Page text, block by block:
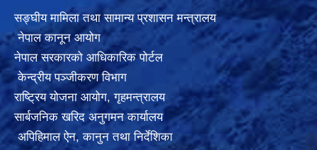
सङ्घीय मामिला तथा सामान्य प्रशासन मन्त्रालय
नेपाल कानून आयोग
नेपाल सरकारको आधिकारिक पोर्टल
केन्द्रीय पञ्जीकरण विभाग
राष्ट्रिय योजना आयोग,गृहमन्त्रालय
सार्बजनिक खरिद अनुगमन कार्यालय
अपिहिमाल ऐन, कानुन तथा निर्देशिका